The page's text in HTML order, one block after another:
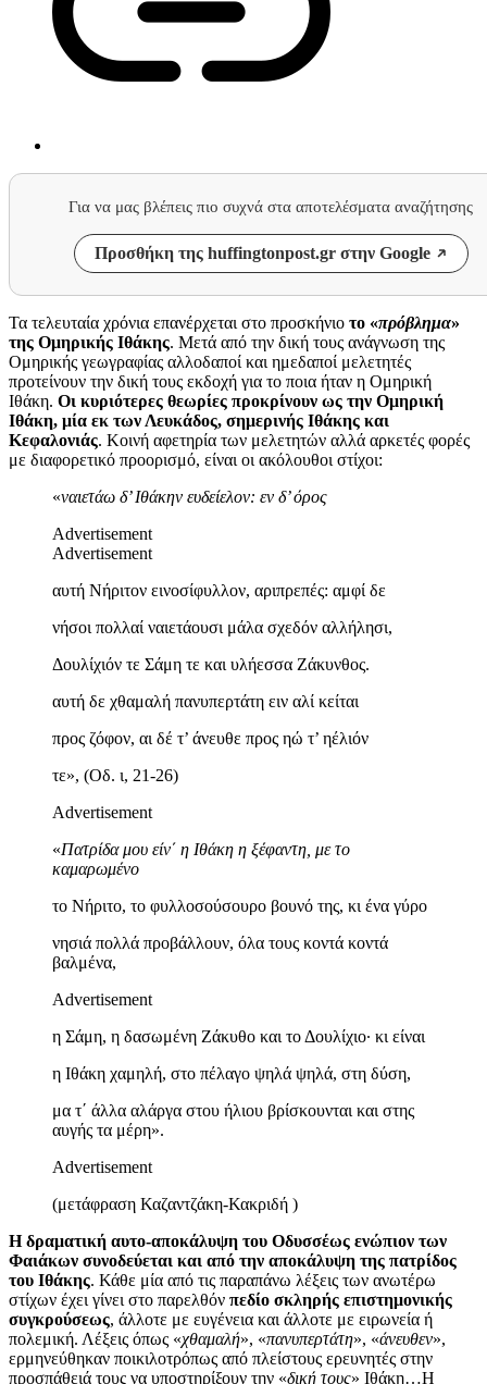
Για να μας βλέπεις πιο συχνά στα αποτελέσματα αναζήτησης
Προσθήκη της huffingtonpost.gr στην Google
Τα τελευταία χρόνια επανέρχεται στο προσκήνιο το «πρόβλημα»
της Ομηρικής Ιθάκης. Μετά από την δική τους ανάγνωση της
Ομηρικής γεωγραφίας αλλοδαποί και ημεδαποί μελετητές
προτείνουν την δική τους εκδοχή για το ποια ήταν η Ομηρική
Ιθάκη. Οι κυριότερες θεωρίες προκρίνουν ως την Ομηρική
Ιθάκη, μία εκ των Λευκάδος, σημερινής Ιθάκης και
Κεφαλονιάς. Κοινή αφετηρία των μελετητών αλλά αρκετές φορές
με διαφορετικό προορισμό, είναι οι ακόλουθοι στίχοι:
«ναιετάω δ’ Ιθάκην ευδείελον: εν δ’ όρος
Advertisement
Advertisement
αυτή Νήριτον εινοσίφυλλον, αριπρεπές: αμφί δε
νήσοι πολλαί ναιετάουσι μάλα σχεδόν αλλήλησι,
Δουλίχιόν τε Σάμη τε και υλήεσσα Ζάκυνθος.
αυτή δε χθαμαλή πανυπερτάτη ειν αλί κείται
προς ζόφον, αι δέ τ’ άνευθε προς ηώ τ’ ηέλιόν
τε», (Οδ. ι, 21-26)
Advertisement
«Πατρίδα μου είν΄ η Ιθάκη η ξέφαντη, με το
καμαρωμένο
το Νήριτο, το φυλλοσούσουρο βουνό της, κι ένα γύρο
νησιά πολλά προβάλλουν, όλα τους κοντά κοντά
βαλμένα,
Advertisement
η Σάμη, η δασωμένη Ζάκυθο και το Δουλίχιο· κι είναι
η Ιθάκη χαμηλή, στο πέλαγο ψηλά ψηλά, στη δύση,
μα τ΄ άλλα αλάργα στου ήλιου βρίσκουνται και στης
αυγής τα μέρη».
Advertisement
(μετάφραση Καζαντζάκη-Κακριδή )
H δραματική αυτο-αποκάλυψη του Οδυσσέως ενώπιον των
Φαιάκων συνοδεύεται και από την αποκάλυψη της πατρίδος
του Ιθάκης. Κάθε μία από τις παραπάνω λέξεις των ανωτέρω
στίχων έχει γίνει στο παρελθόν πεδίο σκληρής επιστημονικής
συγκρούσεως, άλλοτε με ευγένεια και άλλοτε με ειρωνεία ή
πολεμική. Λέξεις όπως «χθαμαλή», «πανυπερτάτη», «άνευθεν»,
ερμηνεύθηκαν ποικιλοτρόπως από πλείστους ερευνητές στην
προσπάθειά τους να υποστηρίξουν την «δική τους» Ιθάκη…Η